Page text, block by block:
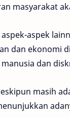
masyarakat
aspek
dan ekonomi
dan
masih